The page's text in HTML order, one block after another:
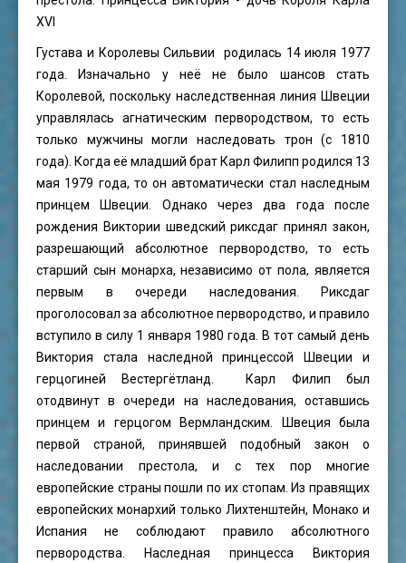
XVI
Густава и Королевы Сильвии родилась 14 июля 1977
года. Изначально у неё не было шансов стать
Королевой, поскольку наследственная линия Швеции
управлялась агнатическим первородством, то есть
только мужчины могли наследовать трон (с 1810
года). Когда её младший брат Карл Филипп родился 13
мая 1979 года, то он автоматически стал наследным
принцем Швеции. Однако через два года после
рождения Виктории шведский риксдаг принял закон,
разрешающий абсолютное первородство, то есть
старший сын монарха, независимо от пола, является
первым в очереди наследования. Риксдаг
проголосовал за абсолютное первородство, и правило
вступило в силу 1 января 1980 года. В тот самый день
Виктория стала наследной принцессой Швеции и
герцогиней Вестергётланд. Карл Филип был
отодвинут в очереди на наследования, оставшись
принцем и герцогом Вермландским. Швеция была
первой страной, принявшей подобный закон о
наследовании престола, и с тех пор многие
европейские страны пошли по их стопам. Из правящих
европейских монархий только Лихтенштейн, Монако и
Испания не соблюдают правило абсолютного
первородства. Наследная принцесса Виктория